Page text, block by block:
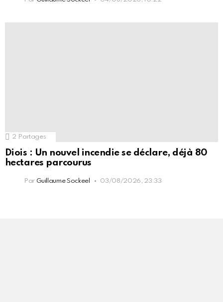
2 Partages
Diois : Un nouvel incendie se déclare, déjà 80
hectares parcourus
Par Guillaume Sockeel 03/08/2026, 23:33